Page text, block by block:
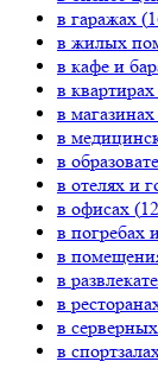
в гаражах (
в жилых
в кафе и
в
в
в
в
в отелях и
в офисах (
в погребах
в
в
в
в
в